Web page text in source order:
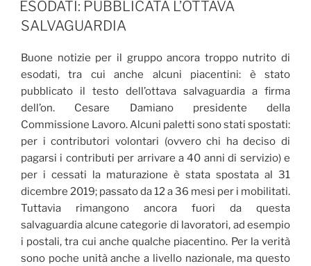
ESODATI: PUBBLICATA L’OTTAVA
SALVAGUARDIA
Buone notizie per il gruppo ancora troppo nutrito di
esodati, tra cui anche alcuni piacentini: è stato
pubblicato il testo dell’ottava salvaguardia a firma
dell’on. Cesare Damiano presidente della
Commissione Lavoro. Alcuni paletti sono stati spostati:
per i contributori volontari (ovvero chi ha deciso di
pagarsi i contributi per arrivare a 40 anni di servizio) e
per i cessati la maturazione è stata spostata al 31
dicembre 2019; passato da 12 a 36 mesi per i mobilitati.
Tuttavia rimangono ancora fuori da questa
salvaguardia alcune categorie di lavoratori, ad esempio
i postali, tra cui anche qualche piacentino. Per la verità
sono poche unità anche a livello nazionale, ma questo